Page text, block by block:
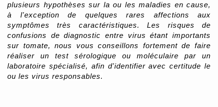
plusieurs hypothèses sur la ou les maladies en cause,
à l'exception de quelques rares affections aux
symptômes très caractéristiques.
Les risques de
confusions de diagnostic entre virus étant importants
sur tomate, nous vous conseillons fortement de faire
réaliser un test sérologique ou moléculaire par un
laboratoire spécialisé, afin d'identifier avec certitude le
ou les virus responsables.